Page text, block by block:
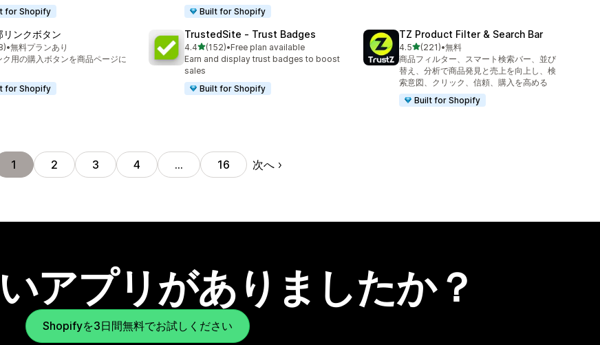
for Shopify
Built for Shopify
リンクボタン
中
ュー数：18件
•無料プランあり
ク用の購入ボタンを商品ページに
for Shopify
TrustedSite ‑ Trust Badges
4.45つ星中
(152)
合計レビュー数：152件
•Free plan available
Earn and display trust badges to boost
sales
Built for Shopify
TZ Product Filter & Search Bar
4.55つ星中
(221)
合計レビュー数：221件
•無料
商品フィルター、スマート検索バー、並び
替え、分析で商品発見と売上を向上し、検
索意図、クリック、信頼、購入を高める
Built for Shopify
1 2 3 4 … 16 次へ
アプリがありましたか？
Shopifyを3日間無料でお試しください